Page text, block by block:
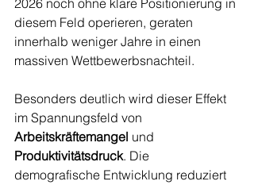
2026 noch ohne klare Positionierung in
diesem Feld operieren, geraten
innerhalb weniger Jahre in einen
massiven Wettbewerbsnachteil.
Besonders deutlich wird dieser Effekt
im Spannungsfeld von
Arbeitskräftemangel und
Produktivitätsdruck. Die
demografische Entwicklung reduziert